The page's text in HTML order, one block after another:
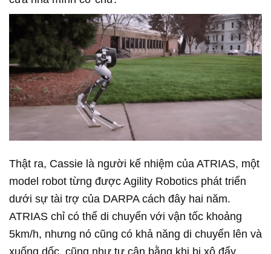
Thật ra, Cassie là người kế nhiệm của ATRIAS, một
model robot từng được Agility Robotics phát triển
dưới sự tài trợ của DARPA cách đây hai năm.
ATRIAS chỉ có thể di chuyển với vận tốc khoảng
5km/h, nhưng nó cũng có khả năng di chuyển lên và
xuống dốc, cũng như tự cân bằng khi bị xô đẩy.